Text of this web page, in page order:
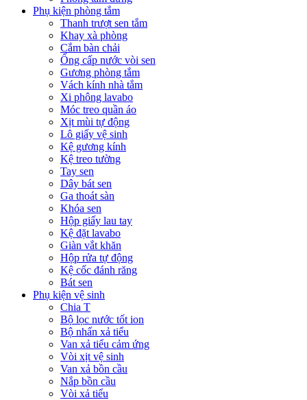
Phụ kiện phòng tắm
Thanh trượt sen tắm
Khay xà phòng
Cắm bàn chải
Ống cấp nước vòi sen
Gương phòng tắm
Vách kính nhà tắm
Xi phông lavabo
Móc treo quần áo
Xịt mùi tự động
Lô giấy vệ sinh
Kệ gương kính
Kệ treo tường
Tay sen
Dây bát sen
Ga thoát sàn
Khóa sen
Hộp giấy lau tay
Kệ đặt lavabo
Giàn vắt khăn
Hộp rửa tự động
Kệ cốc đánh răng
Bát sen
Phụ kiện vệ sinh
Chia T
Bộ lọc nước tốt ion
Bộ nhấn xả tiểu
Van xả tiểu cảm ứng
Vòi xịt vệ sinh
Van xả bồn cầu
Nắp bồn cầu
Vòi xả tiểu